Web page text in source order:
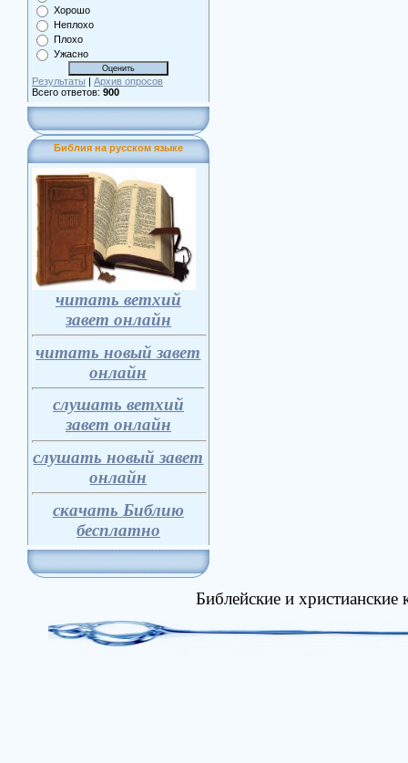
Хорошо
Неплохо
Плохо
Ужасно
Результаты | Архив опросов
Всего ответов: 900
Библия на русском языке
читать ветхий
завет онлайн
читать новый завет
онлайн
слушать ветхий
завет онлайн
слушать новый завет
онлайн
скачать Библию
бесплатно
Библейские и